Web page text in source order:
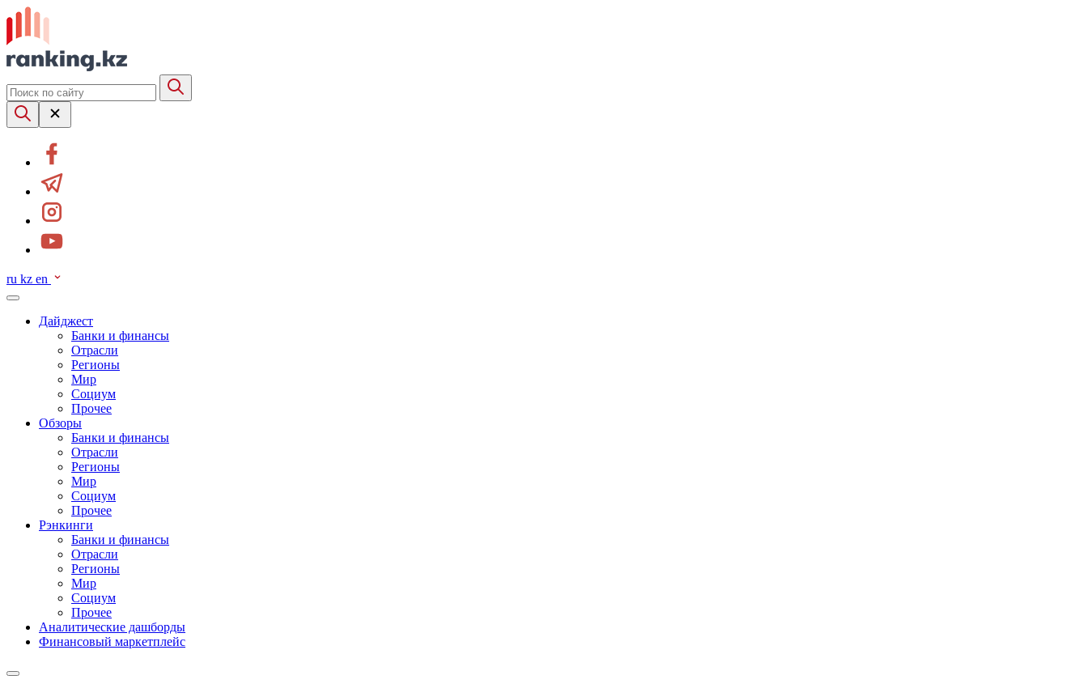
ru kz en
Дайджест
Банки и финансы
Отрасли
Регионы
Мир
Социум
Прочее
Обзоры
Банки и финансы
Отрасли
Регионы
Мир
Социум
Прочее
Рэнкинги
Банки и финансы
Отрасли
Регионы
Мир
Социум
Прочее
Аналитические дашборды
Финансовый маркетплейс